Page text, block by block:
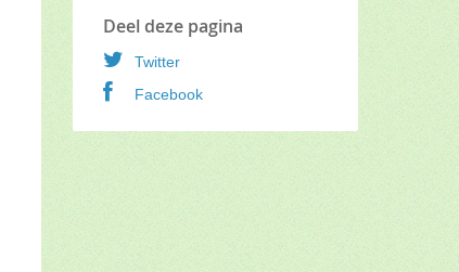
Deel deze pagina
Twitter
Facebook